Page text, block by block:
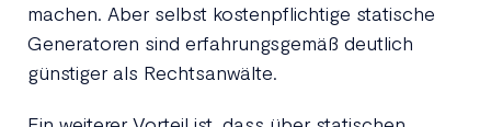
machen. Aber selbst kostenpflichtige statische
Generatoren sind erfahrungsgemäß deutlich
günstiger als Rechtsanwälte.